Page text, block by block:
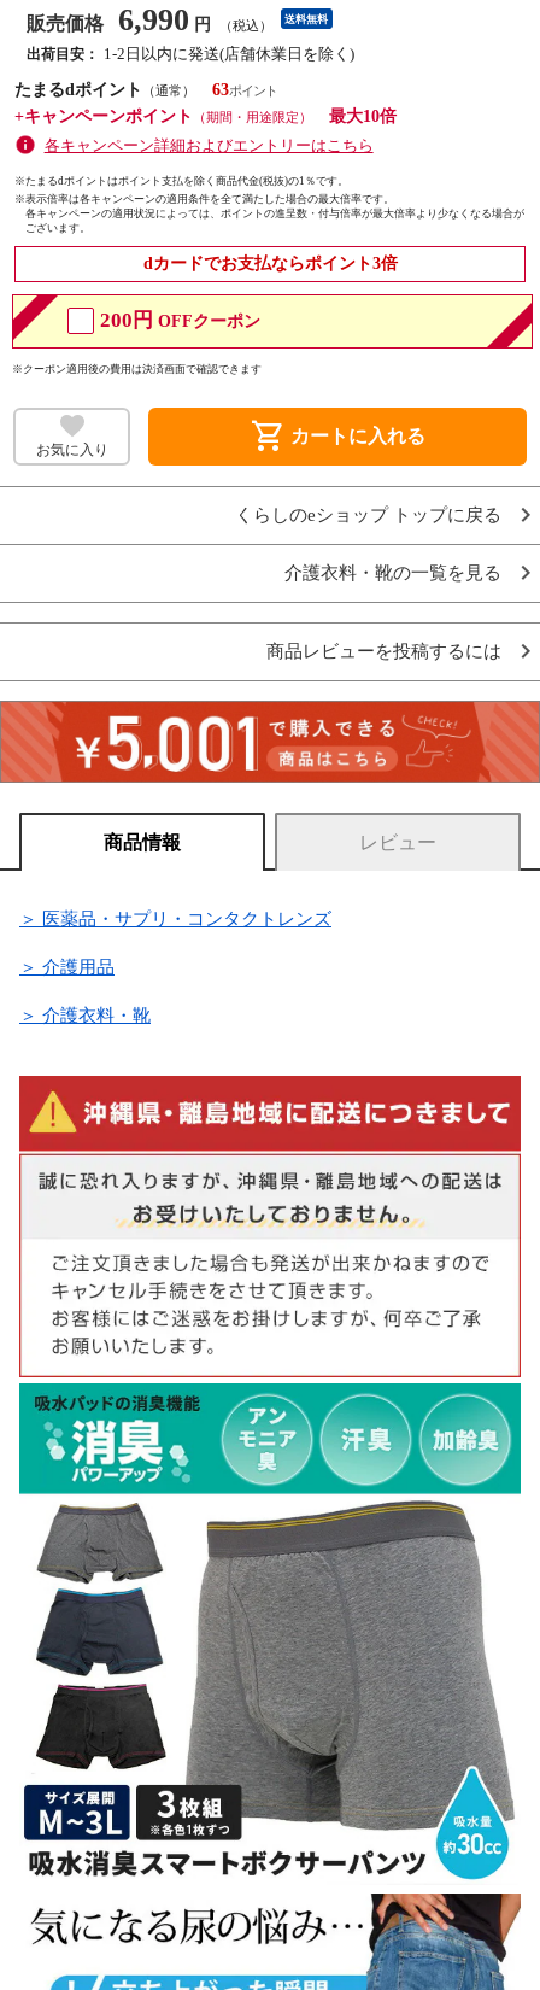
販売価格 6,990 円 （税込） 送料無料
出荷目安：
1-2日以内に発送(店舗休業日を除く)
たまるdポイント
（通常）
63
+キャンペーンポイント
（期間・用途限定）
最大10倍
各キャンペーン詳細およびエントリーはこちら
※たまるdポイントはポイント支払を除く商品代金(税抜)の1％です。
※表示倍率は各キャンペーンの適用条件を全て満たした場合の最大倍率です。
各キャンペーンの適用状況によっては、ポイントの進呈数・付与倍率が最大倍率より少なくなる場合が
ございます。
dカードでお支払ならポイント3倍
200円 OFFクーポン
※クーポン適用後の費用は決済画面で確認できます
お気に入り shopping_cart カートに入れる
くらしのeショップ トップに戻る
介護衣料・靴の一覧を見る
商品レビューを投稿するには
商品情報 レビュー
＞ 医薬品・サプリ・コンタクトレンズ
＞ 介護用品
＞ 介護衣料・靴